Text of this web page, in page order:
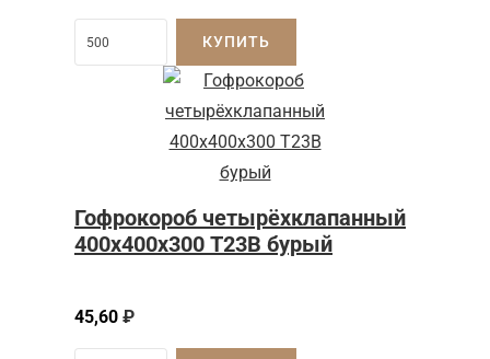
КУПИТЬ
Гофрокороб четырёхклапанный
400х400х300 Т23В бурый
45,60 ₽